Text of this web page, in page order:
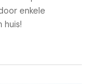
enkele
huis!